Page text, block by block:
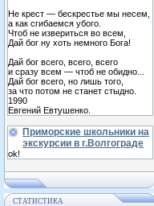
Не крест — бескрестье мы несем,
а как сгибаемся убого.
Чтоб не извериться во всем,
Дай бог ну хоть немного Бога!
Дай бог всего, всего, всего
и сразу всем — чтоб не обидно...
Дай бог всего, но лишь того,
за что потом не станет стыдно.
1990
Евгений Евтушенко.
Приморские школьники на
экскурсии в г.Волгограде
ok!
СТАТИСТИКА